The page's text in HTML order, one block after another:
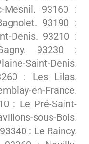
Mesnil. 93160 :
93190 :
Denis. 93210 :
93230 :
Saint-Denis.
: Les Lilas.
en-France.
: Le Pré-Saint-
sous-Bois.
: Le Raincy.